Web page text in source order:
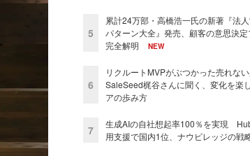
5
累計24万部・高橋浩一氏の新著『法
パターン大全』発売、顧客の意思決
完全解明
NEW
6
リクルートMVPがぶつかった売れない
SaleSeed梶谷さんに聞く、変化を楽
アの歩み方
7
生成AIの自社想起率100％を実現
用支援で国内1位、ナウビレッジの戦